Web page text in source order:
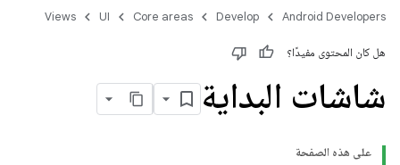
Android Developers
Develop
Core areas
UI
Views
هل كان المحتوى مفيدًا؟
شاشات البداية
على هذه الصفحة